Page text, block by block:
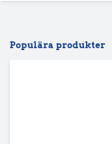
Populära produkter